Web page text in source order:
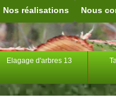
Nos réalisations Nous
Elagage d'arbres 13